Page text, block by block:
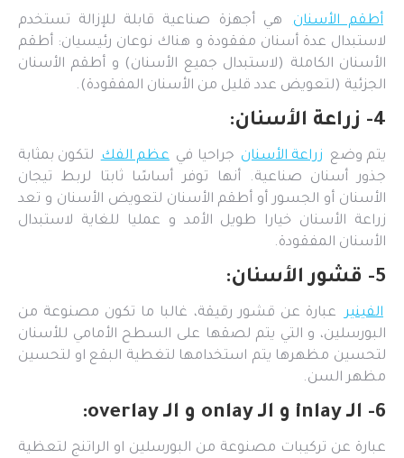
أطقم الأسنان
هي أجهزة صناعية قابلة للإزالة تستخدم
لاستبدال عدة أسنان مفقودة و هناك نوعان رئيسيان: أطقم
الأسنان الكاملة (لاستبدال جميع الأسنان) و أطقم الأسنان
الجزئية (لتعويض عدد قليل من الأسنان المفقودة).
4- زراعة الأسنان:
يتم وضع زراعة الأسنان جراحيا في عظم الفك لتكون بمثابة
جذور أسنان صناعية. أنها توفر أساسًا ثابتا لربط تيجان
الأسنان أو الجسور أو أطقم الأسنان لتعويض الأسنان و تعد
زراعة الأسنان خيارا طويل الأمد و عمليا للغاية لاستبدال
الأسنان المفقودة.
5- قشور الأسنان:
الفينير
عبارة عن قشور رقيقة، غالبا ما تكون مصنوعة من
البورسلين، و التي يتم لصقها على السطح الأمامي للأسنان
لتحسين مظهرها يتم استخدامها لتغطية البقع او لتحسين
مظهر السن.
6- الـ inlay و الـ onlay و الـ overlay:
عبارة عن تركيبات مصنوعة من البورسلين او الراتنج لتعظية